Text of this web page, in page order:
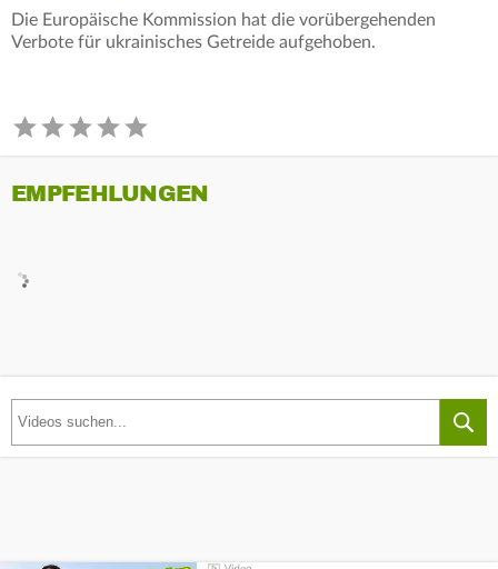
Die Europäische Kommission hat die vorübergehenden
Verbote für ukrainisches Getreide aufgehoben.
EMPFEHLUNGEN